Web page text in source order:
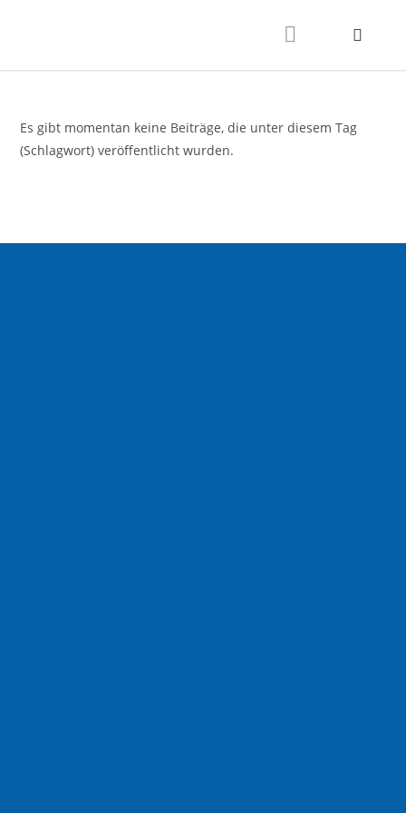
Es gibt momentan keine Beiträge, die unter diesem Tag
(Schlagwort) veröffentlicht wurden.